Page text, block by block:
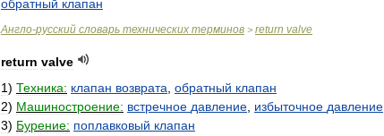
обратный клапан
Англо-русский словарь технических терминов > return valve
return valve
1) Техника: клапан возврата обратный клапан
2) Машиностроение: встречное давление избыточное давление
3) Бурение: поплавковый клапан